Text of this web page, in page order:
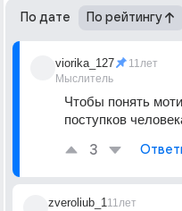
По дате По рейтингу
viorika_127
Мыслитель
11лет
Чтобы понять
поступков
3
zveroliub_111лет